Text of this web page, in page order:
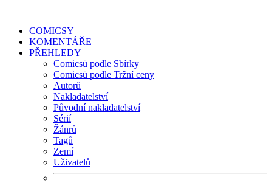
COMICSY
KOMENTÁŘE
PŘEHLEDY
Comicsů podle Sbírky
Comicsů podle Tržní ceny
Autorů
Nakladatelství
Původní nakladatelství
Sérií
Žánrů
Tagů
Zemí
Uživatelů